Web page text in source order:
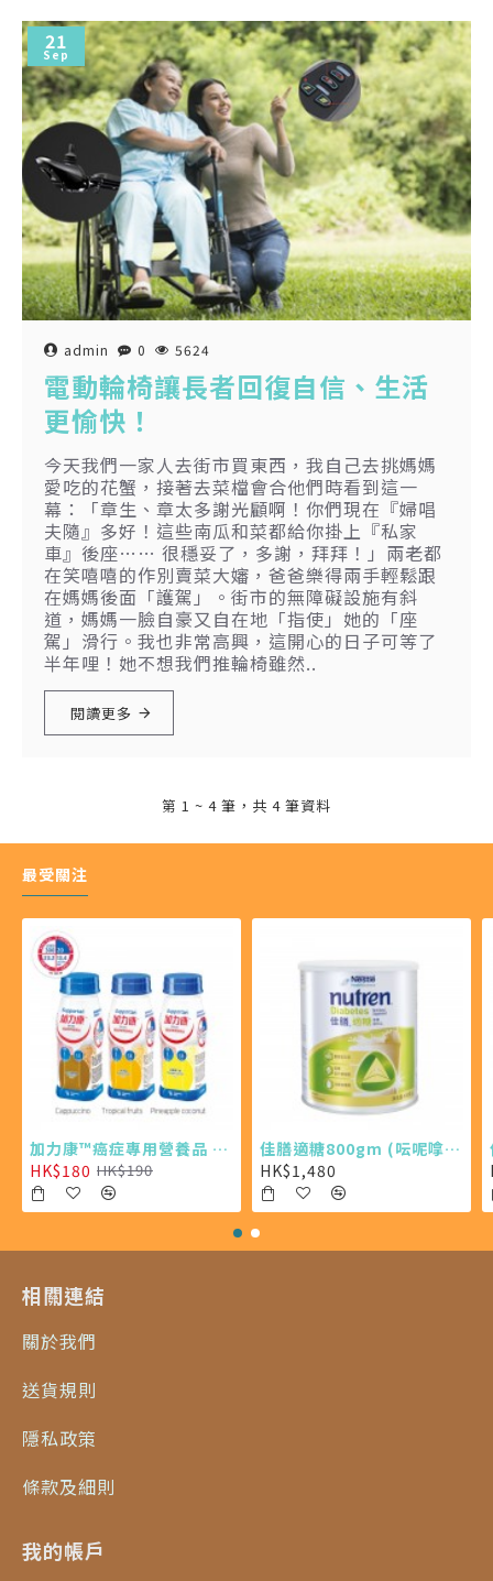
21
Sep
admin 0 5624
電動輪椅讓長者回復自信、生活
更愉快！
今天我們一家人去街市買東西，我自己去挑媽媽
愛吃的花蟹，接著去菜檔會合他們時看到這一
幕：「章生、章太多謝光顧啊！你們現在『婦唱
夫隨』多好！這些南瓜和菜都給你掛上『私家
車』後座…… 很穩妥了，多謝，拜拜！」兩老都
在笑嘻嘻的作別賣菜大嬸，爸爸樂得兩手輕鬆跟
在媽媽後面「護駕」。街市的無障礙設施有斜
道，媽媽一臉自豪又自在地「指使」她的「座
駕」滑行。我也非常高興，這開心的日子可等了
半年哩！她不想我們推輪椅雖然..
閱讀更多
第 1 ~ 4 筆，共 4 筆資料
最受關注
加力康™癌症專用營養品 200ml X4 (最少需購買24樽)
HK$180 HK$190
佳膳適糖800gm (呍呢嗱味 X 6罐)
HK$1,480
相關連結
關於我們
送貨規則
隱私政策
條款及細則
我的帳戶